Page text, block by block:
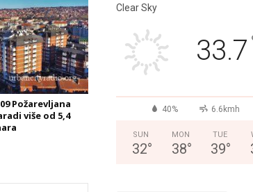
Požarevljana
više od 5,4
Clear Sky
33.7
40% 6.6kmh
SUN
32°
MON
38°
TUE
39°